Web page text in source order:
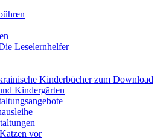
Leselernhelfer
Kinderbücher zum Download
Kindergärten
vor